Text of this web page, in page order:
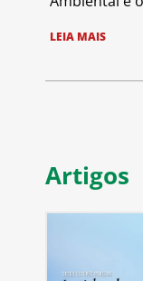
LEIA MAIS
Artigos